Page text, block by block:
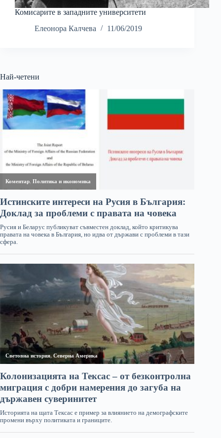
Комисарите в западните университети
Елеонора Калчева
11/06/2019
Най-четени